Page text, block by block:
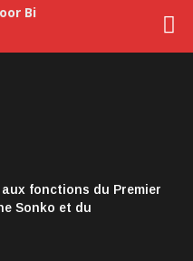
fonctions du Premier
Sonko et du